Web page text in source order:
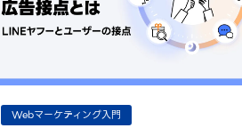
Webマーケティング入門